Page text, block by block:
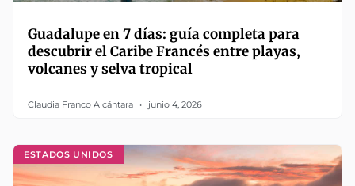
Guadalupe en 7 días: guía completa para
descubrir el Caribe Francés entre playas,
volcanes y selva tropical
Claudia Franco Alcántara junio 4, 2026
ESTADOS UNIDOS